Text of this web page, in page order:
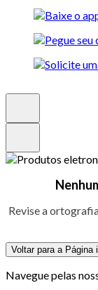
Revise a
Voltar para a Página
Navegue pelas